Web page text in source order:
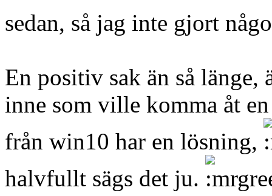
sedan, så jag inte gjort
En positiv sak än så länge,
inne som ville komma åt
från win10 har en lösning,
halvfullt sägs det ju.